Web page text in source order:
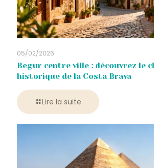
05/02/2026
Begur centre ville : découvrez le
historique de la Costa Brava
Lire la suite